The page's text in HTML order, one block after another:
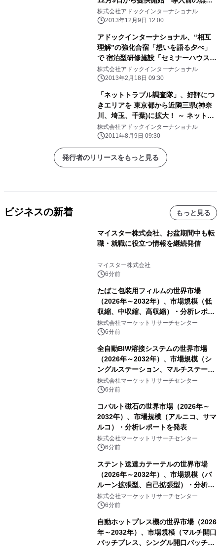
Skype相談も受付中
株式会社アドックインターナショナル
2013年12月9日 12:00
アドックインターナショナル、“相互
理解”の強化合宿「想いを語る夕べ」
で 宿泊型研修施設「セミナーハウス
クロス・ウェーブ府中」を利用可能に
株式会社アドックインターナショナル
2013年2月18日 09:30
「ネットトラブル調査隊」、好評につ
きエリアを 東京都から近隣三県(神奈
川、埼玉、千葉)に拡大！ ～ ネットワ
ーク周りのトラブルからパソコン、サ
ーバのトラブルに対応 ～
株式会社アドックインターナショナル
2011年8月9日 09:30
発行者のリリースをもっと見る
ビジネスの新着 もっと見る
マイスター株式会社、お盆期間中も転
職・就職に役立つ情報を継続発信
マイスター株式会社
6分前
たばこ包装用フィルムの世界市場
（2026年～2032年）、市場規模（低
収縮、中収縮、高収縮）・分析レポー
トを発表
株式会社マーケットリサーチセンター
6分前
全自動BIW溶接システムの世界市場
（2026年～2032年）、市場規模（シ
ングルステーション、マルチステーシ
ョン）・分析レポートを発表
株式会社マーケットリサーチセンター
6分前
コバルト磁石の世界市場（2026年～
2032年）、市場規模（アルニコ、サマ
ルコ）・分析レポートを発表
株式会社マーケットリサーチセンター
6分前
ステント送達カテーテルの世界市場
（2026年～2032年）、市場規模（バ
ルーン拡張型、自己拡張型）・分析レ
ポートを発表
株式会社マーケットリサーチセンター
6分前
自動ホットプレス機の世界市場（2026
年～2032年）、市場規模（マルチ開口
バッチプレス、シングル開口バッチプ